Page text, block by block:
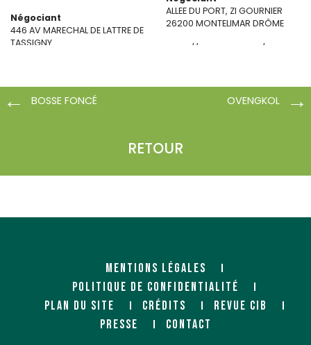
Négociant
446 AV MARECHAL DE LATTRE DE
TASSIGNY
https://www.mauris.fr/
ALLEE DU PORT, ZI GOURNIER
26200 MONTELIMAR DRÔME
https://www.mauris.fr/
79/83 rue des Allobroges
38180 SEYSSINS
https://www.mauris.fr/
Négociant
Rue de Rogeries
59600 GOGNIES-CHAUSSÉE
BOSSE FONCÉ
RETOUR
OVENGKOL
MENTIONS LÉGALES
POLITIQUE DE CONFIDENTIALITÉ
PLAN DU SITE
CRÉDITS
REVUE CIB
PRESSE
CONTACT